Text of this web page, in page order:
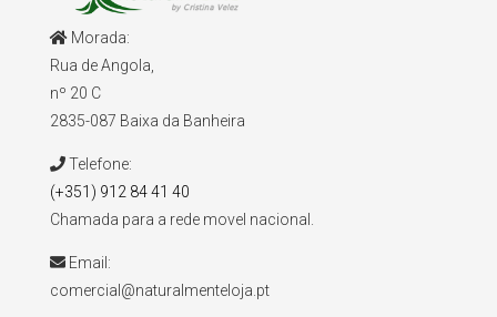
Morada:
Rua de Angola,
nº 20 C
2835-087 Baixa da Banheira
Telefone:
(+351) 912 84 41 40
Chamada para a rede movel nacional.
Email:
comercial@naturalmenteloja.pt